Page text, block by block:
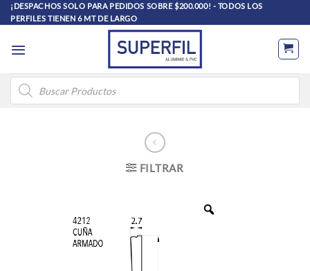
Saltar
al
¡DESPACHOS SOLO PARA PEDIDOS SOBRE $200.000! - TODOS LOS
PERFILES TIENEN 6 MT DE LARGO
Búsqueda
productos
FILTRAR